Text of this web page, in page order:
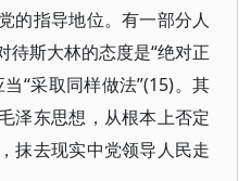
的指导地位。有一部分人
待斯大林的态度是“绝对正
“采取同样做法”(15)。其
泽东思想，从根本上否定
抹去现实中党领导人民走